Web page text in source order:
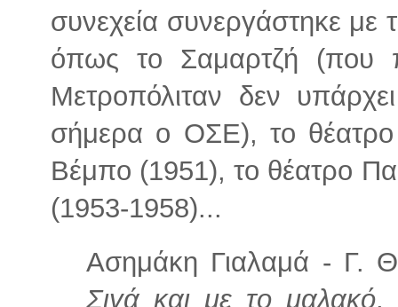
συνεχεία συνεργάστηκε με
όπως το Σαμαρτζή (που
Μετροπόλιταν δεν
σήμερα ο ΟΣΕ), το
Βέμπο (1951), το θέατρο
(1953-1958)...
Ασημάκη Γιαλαμά - Γ.
Σιγά και με το μαλακό,